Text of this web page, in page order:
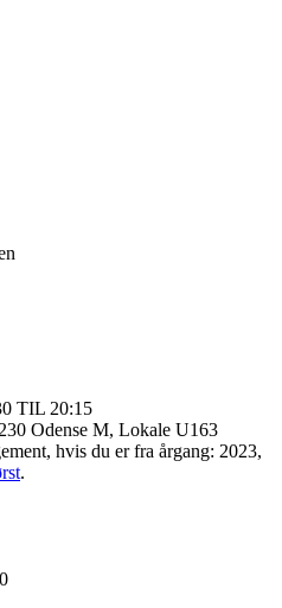
TIL 20:15
Odense M, Lokale U163
hvis du er fra årgang: 2023,
.